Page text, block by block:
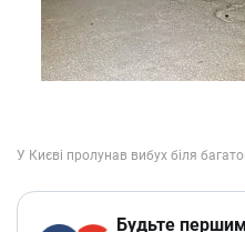
Будьте